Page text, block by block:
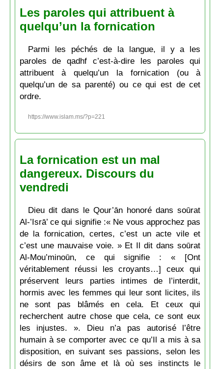
Les paroles qui attribuent à
quelqu’un la fornication
Parmi les péchés de la langue, il y a les
paroles de qadhf c’est-à-dire les paroles qui
attribuent à quelqu’un la fornication (ou à
quelqu’un de sa parenté) ou ce qui est de cet
ordre.
https://www.islam.ms/?p=221
La fornication est un mal
dangereux. Discours du
vendredi
Dieu dit dans le Qour’ān honoré dans soūrat
Al-’Isrā’ ce qui signifie :« Ne vous approchez pas
de la fornication, certes, c’est un acte vile et
c’est une mauvaise voie. » Et Il dit dans soūrat
Al-Mou’minoūn, ce qui signifie : « [Ont
véritablement réussi les croyants…] ceux qui
préservent leurs parties intimes de l’interdit,
hormis avec les femmes qui leur sont licites, ils
ne sont pas blâmés en cela. Et ceux qui
recherchent autre chose que cela, ce sont eux
les injustes. ». Dieu n’a pas autorisé l’être
humain à se comporter avec ce qu’Il a mis à sa
disposition, en suivant ses passions, selon les
désirs de son âme et là où ses instincts le